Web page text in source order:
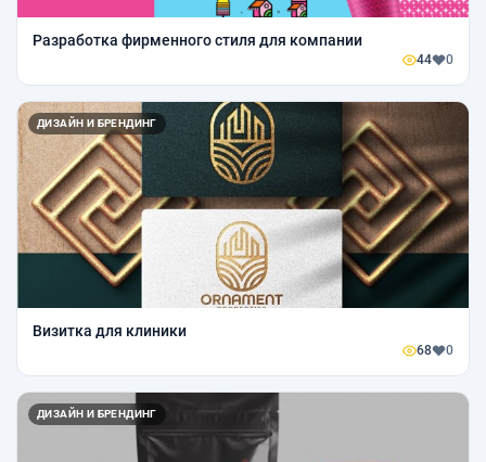
Разработка фирменного стиля для компании
44 0
ДИЗАЙН И БРЕНДИНГ
Визитка для клиники
68 0
ДИЗАЙН И БРЕНДИНГ